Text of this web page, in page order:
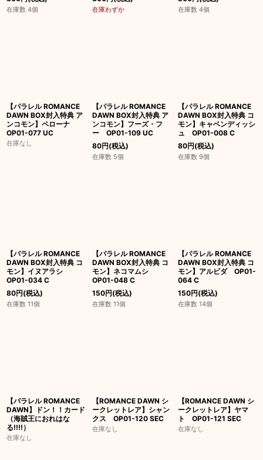
在庫数 4個 在庫わずか 在庫数 4個
【パラレル ROMANCE
DAWN BOX封入特典 ア
ンコモン】ペローナ
OP01-077 UC
在庫なし
【パラレル ROMANCE
DAWN BOX封入特典 ア
ンコモン】フーズ・フ
ー OP01-109 UC
80円(税込)
在庫数 5個
【パラレル ROMANCE
DAWN BOX封入特典 コ
モン】キャベンディッシ
ュ OP01-008 C
80円(税込)
在庫数 9個
【パラレル ROMANCE
DAWN BOX封入特典 コ
モン】イヌアラシ
OP01-034 C
80円(税込)
在庫数 11個
【パラレル ROMANCE
DAWN BOX封入特典 コ
モン】ネコマムシ
OP01-048 C
150円(税込)
在庫数 11個
【パラレル ROMANCE
DAWN BOX封入特典 コ
モン】アルビダ OP01-
064 C
150円(税込)
在庫数 14個
【パラレル ROMANCE
DAWN】ドン！！カード
（海賊王におれはな
る!!!!）
在庫なし
【ROMANCE DAWN シ
ークレットレア】シャン
クス OP01-120 SEC
在庫なし
【ROMANCE DAWN シ
ークレットレア】ヤマ
ト OP01-121 SEC
在庫なし